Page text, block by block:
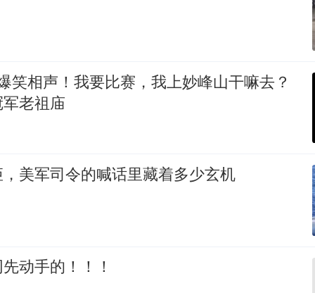
笑相声！我要比赛，我上妙峰山干嘛去？
老祖庙
美军司令的喊话里藏着多少玄机
动手的！！！